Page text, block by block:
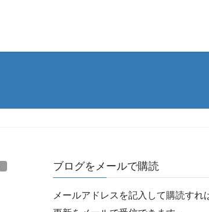
ブログをメールで購読
メールアドレスを記入して購読すれ